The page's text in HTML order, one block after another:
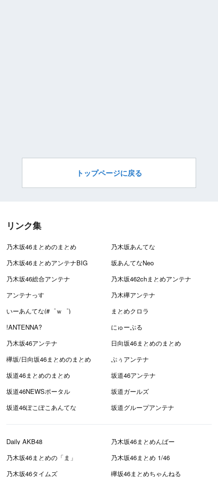
トップページに戻る
リンク集
乃木坂46まとめのまとめ
乃木坂あんてな
乃木坂46まとめアンテナBIG
坂あんてなNeo
乃木坂46総合アンテナ
乃木坂462chまとめアンテナ
アンテナっす
乃木欅アンテナ
いーあんてな(#゜ｗ゜)
まとめクロラ
!ANTENNA?
にゅーぷる
乃木坂46アンテナ
日向坂46まとめのまとめ
欅坂/日向坂46まとめのまとめ
ぷぅアンテナ
坂道46まとめのまとめ
坂道46アンテナ
坂道46NEWSポータル
坂道ガールズ
坂道46ぽこぽこあんてな
坂道グループアンテナ
Daily AKB48
乃木坂46まとめんばー
乃木坂46まとめの「ま」
乃木坂46まとめ 1/46
乃木坂46タイムズ
欅坂46まとめちゃんねる